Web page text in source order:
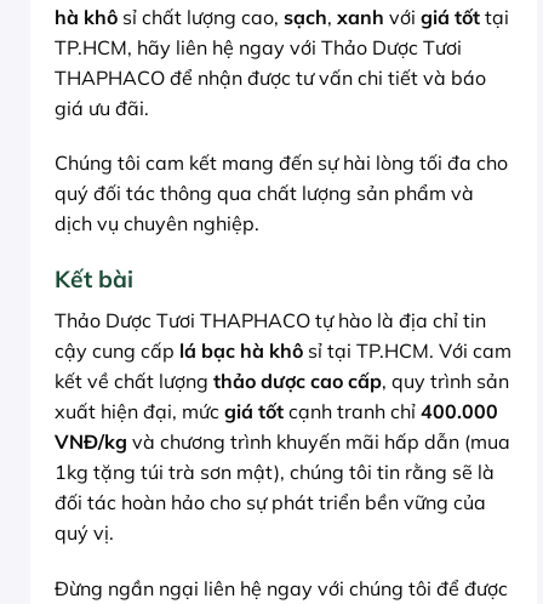
hà khô sỉ chất lượng cao, sạch, xanh với giá tốt tại
TP.HCM, hãy liên hệ ngay với Thảo Dược Tươi
THAPHACO để nhận được tư vấn chi tiết và báo
giá ưu đãi.
Chúng tôi cam kết mang đến sự hài lòng tối đa cho
quý đối tác thông qua chất lượng sản phẩm và
dịch vụ chuyên nghiệp.
Kết bài
Thảo Dược Tươi THAPHACO tự hào là địa chỉ tin
cậy cung cấp lá bạc hà khô sỉ tại TP.HCM. Với cam
kết về chất lượng thảo dược cao cấp, quy trình sản
xuất hiện đại, mức giá tốt cạnh tranh chỉ 400.000
VNĐ/kg và chương trình khuyến mãi hấp dẫn (mua
1kg tặng túi trà sơn mật), chúng tôi tin rằng sẽ là
đối tác hoàn hảo cho sự phát triển bền vững của
quý vị.
Đừng ngần ngại liên hệ ngay với chúng tôi để được